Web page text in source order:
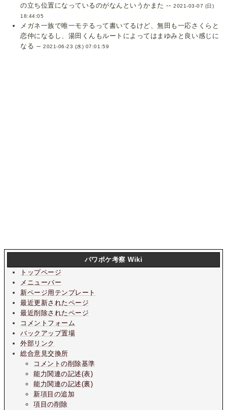
の立ち位置になっているのがなんというかまた -- 2021-03-07 (日)
18:44:05
メガネ一族で唯一モテるって書いてるけど、無田も一応さくらと
恋仲になるし、湯田くんもルートによってはまゆみと良い感じに
なる --2021-06-23 (水) 07:01:59
パワポケ考察 Wiki
トップページ
メニューバー
新ページ用テンプレート
最近更新されたページ
最近削除されたページ
コメントフォーム
バックアップ置場
外部リンク
総合意見交換所
コメントの削除基準
能力関連の記述(表)
能力関連の記述(裏)
新項目の追加
項目の削除